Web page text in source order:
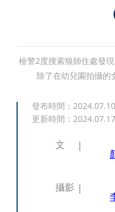
檢警2度搜索狼師住處發
除了在幼兒園拍攝的
發布時間：
更新時間：
文
攝影